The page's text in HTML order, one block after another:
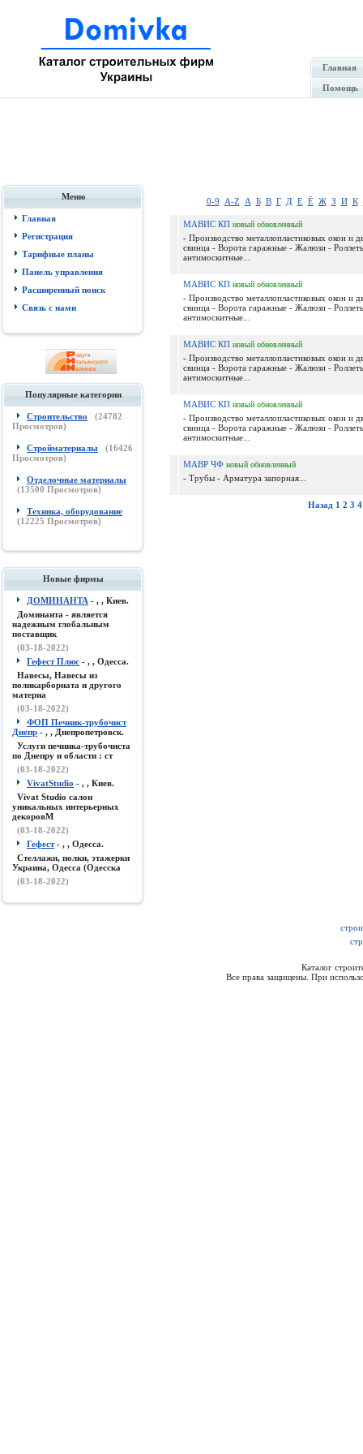
Главная
Помощь
Меню
Главная
Регистрация
Тарифные планы
Панель управления
Расширенный поиск
Связь с нами
Популярные категории
Строительство (24782
Просмотров)
Стройматериалы (16426
Просмотров)
Отделочные материалы
(13500 Просмотров)
Техника, оборудование
(12225 Просмотров)
Новые фирмы
ДОМИНАНТА - , , Киев.
Доминанта - является
надежным глобальным
поставщик
(03-18-2022)
Гефест Плюс - , , Одесса.
Навесы, Навесы из
поликарборната и другого
материа
(03-18-2022)
ФОП Печник-трубочист
Днепр - , , Днепропетровск.
Услуги печника-трубочиста
по Днепру и области : ст
(03-18-2022)
VivatStudio - , , Киев.
Vivat Studio салон
уникальных интерьерных
декоровМ
(03-18-2022)
Гефест- , , Одесса.
Стеллажи, полки, этажерки
Украина, Одесса (Одесска
(03-18-2022)
0-9 A-Z А Б В Г Д Е Ё Ж З И К
МАВИС КП новый обновленный
- Производство металлопластиковых окон и
свинца - Ворота гаражные - Жалюзи -
антимоскитные...
МАВИС КП новый обновленный
- Производство металлопластиковых окон и
свинца - Ворота гаражные - Жалюзи -
антимоскитные...
МАВИС КП новый обновленный
- Производство металлопластиковых окон и
свинца - Ворота гаражные - Жалюзи -
антимоскитные...
МАВИС КП новый обновленный
- Производство металлопластиковых окон и
свинца - Ворота гаражные - Жалюзи -
антимоскитные...
МАВР ЧФ новый обновленный
- Трубы - Арматура запорная...
Назад 1 2 3 4
Каталог
Все права защищены. При